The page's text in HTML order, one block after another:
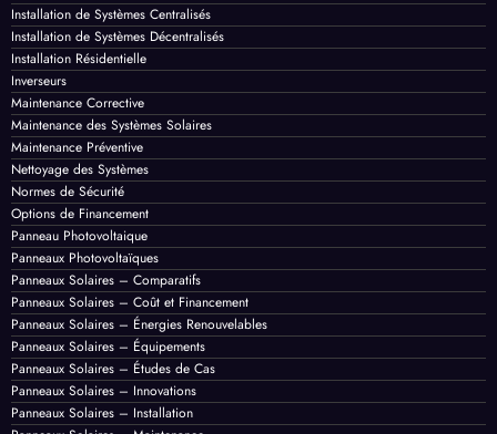
Installation Commerciale
Installation de Panneaux Intégrés au Bâtiment
Installation de Panneaux Solaires
Installation de Systèmes Centralisés
Installation de Systèmes Décentralisés
Installation Résidentielle
Inverseurs
Maintenance Corrective
Maintenance des Systèmes Solaires
Maintenance Préventive
Nettoyage des Systèmes
Normes de Sécurité
Options de Financement
Panneau Photovoltaique
Panneaux Photovoltaïques
Panneaux Solaires – Comparatifs
Panneaux Solaires – Coût et Financement
Panneaux Solaires – Énergies Renouvelables
Panneaux Solaires – Équipements